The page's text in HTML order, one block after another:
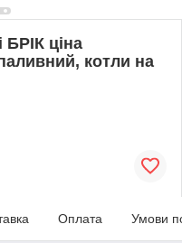
ціна
котли на
Оплата Умови